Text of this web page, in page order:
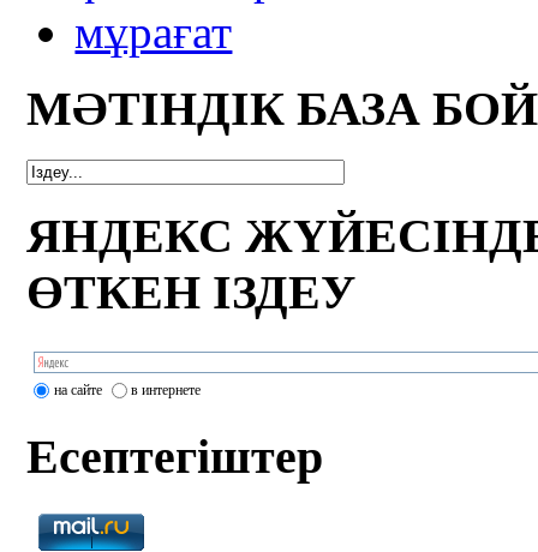
мұрағат
МӘТІНДІК БАЗА
ЯНДЕКС
ӨТКЕН ІЗДЕУ
на сайте в интернете
Есептегіштер